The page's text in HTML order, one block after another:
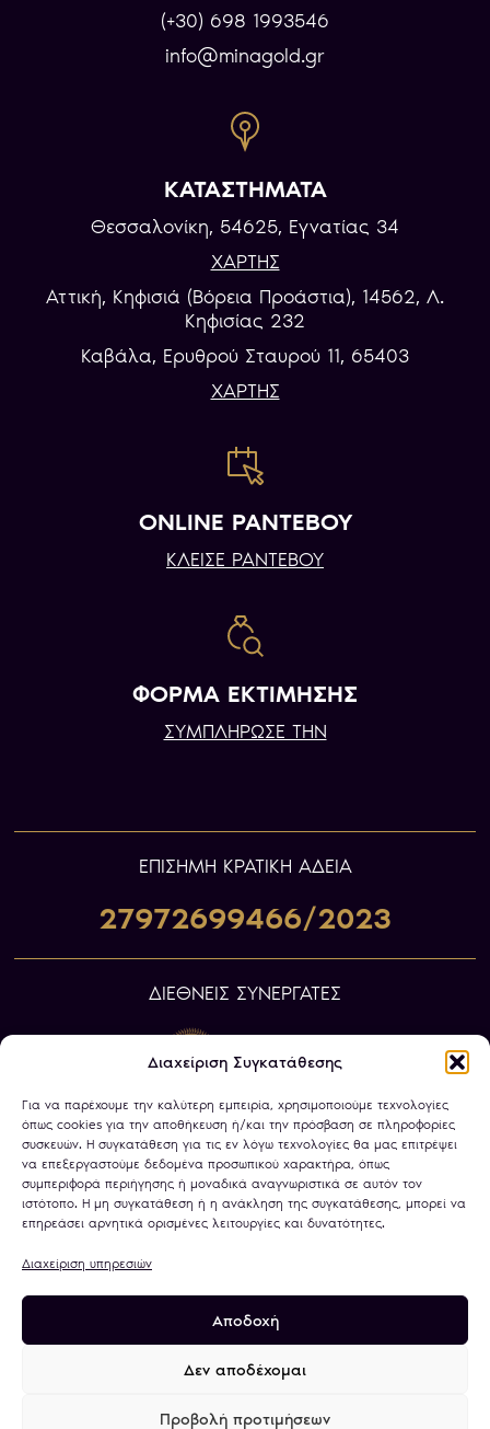
Διαχείριση Συγκατάθεσης
Για να παρέχουμε την καλύτερη εμπειρία, χρησιμοποιούμε τεχνολογίες
όπως cookies για την αποθήκευση ή/και την πρόσβαση σε πληροφορίες
συσκευών. Η συγκατάθεση για τις εν λόγω τεχνολογίες θα μας επιτρέψει
να επεξεργαστούμε δεδομένα προσωπικού χαρακτήρα, όπως
συμπεριφορά περιήγησης ή μοναδικά αναγνωριστικά σε αυτόν τον
ιστότοπο. Η μη συγκατάθεση ή η ανάκληση της συγκατάθεσης, μπορεί να
επηρεάσει αρνητικά ορισμένες λειτουργίες και δυνατότητες.
Διαχείριση υπηρεσιών
Αποδοχή
Δεν αποδέχομαι
Προβολή προτιμήσεων
(+30) 698 1993546
info@minagold.gr
ΚΑΤΑΣΤΗΜΑΤΑ
Θεσσαλονίκη, 54625, Εγνατίας 34
ΧΑΡΤΗΣ
Αττική, Κηφισιά (Βόρεια Προάστια), 14562, Λ.
Κηφισίας 232
Καβάλα, Eρυθρού Σταυρού 11, 65403
ΧΑΡΤΗΣ
ONLINE ΡΑΝΤΕΒΟΥ
ΚΛΕΙΣΕ ΡΑΝΤΕΒΟΥ
ΦΟΡΜΑ ΕΚΤΙΜΗΣΗΣ
ΣΥΜΠΛΗΡΩΣΕ ΤΗΝ
ΕΠIΣΗΜΗ ΚΡΑΤΙΚΗ ΑΔΕΙΑ
27972699466/2023
ΔΙΕΘΝΕΙΣ ΣΥΝΕΡΓΑΤΕΣ
Πολιτική Απορρήτου
Όροι Χρήσης
Χρήση Cookies
Τραπεζικοί Λογαριασμοί